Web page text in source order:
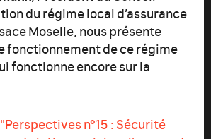
du régime local d’assurance
Moselle, nous présente
fonctionnement de ce régime
fonctionne encore sur la
n°15 : Sécurité